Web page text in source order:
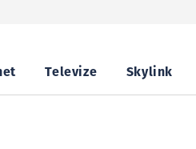
Televize Skylink